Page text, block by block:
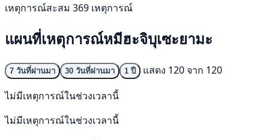
เหตุการณ์สะสม 369 เหตุการณ์
แผนที่เหตุการณ์หมีฮะจิบุเซะยามะ
7 วันที่ผ่านมา 30 วันที่ผ่านมา 1 ปี
แสดง 120 จาก 120
ไม่มีเหตุการณ์ในช่วงเวลานี้
ไม่มีเหตุการณ์ในช่วงเวลานี้